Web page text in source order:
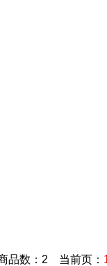
品数：2 当前页：